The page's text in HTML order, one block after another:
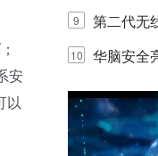
；
安
以
体验
代的认知
9
第二代无
网创新迭
10
华脑安全
赛 工业
专家关注